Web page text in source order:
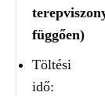
függően)
Töltési
idő: